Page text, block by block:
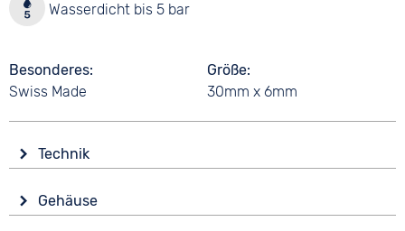
Wasserdicht bis 5 bar
Besonderes
Swiss Made
Größe
30mm x 6mm
Technik
Batterie (Quarz)
Gehäuse